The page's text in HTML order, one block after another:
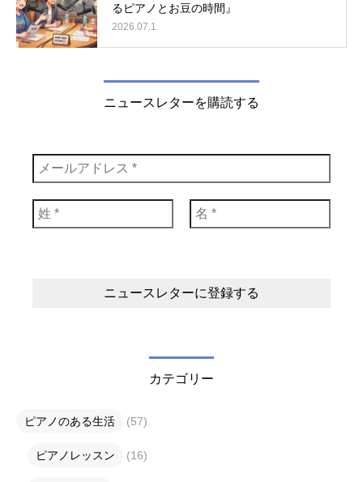
るピアノとお豆の時間』
2026.07.1
ニュースレターを購読する
カテゴリー
ピアノのある生活 (57)
ピアノレッスン (16)